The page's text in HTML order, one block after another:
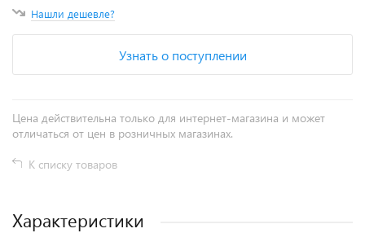
Нашли дешевле?
Узнать о поступлении
Цена действительна только для интернет-магазина и может
отличаться от цен в розничных магазинах.
К списку товаров
Характеристики